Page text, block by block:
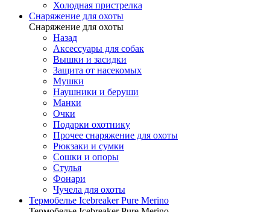
Холодная пристрелка
Снаряжение для охоты
Снаряжение для охоты
Назад
Аксессуары для собак
Вышки и засидки
Защита от насекомых
Мушки
Наушники и беруши
Манки
Очки
Подарки охотнику
Прочее снаряжение для охоты
Рюкзаки и сумки
Сошки и опоры
Стулья
Фонари
Чучела для охоты
Термобелье Icebreaker Pure Merino